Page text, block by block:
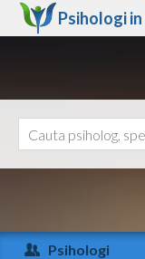
Psihologi in
Arad
Psihologi